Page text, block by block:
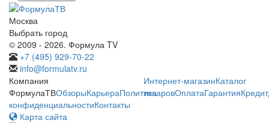
Москва
Выбрать город
© 2009 - 2026. Формула TV
+7 (495) 929-70-22
info@formulatv.ru
Компания
ФормулаТВОбзорыКарьераПолитика
конфиденциальностиКонтакты
Интернет-магазинКаталог
товаровОплатаГарантияКредит
Карта сайта